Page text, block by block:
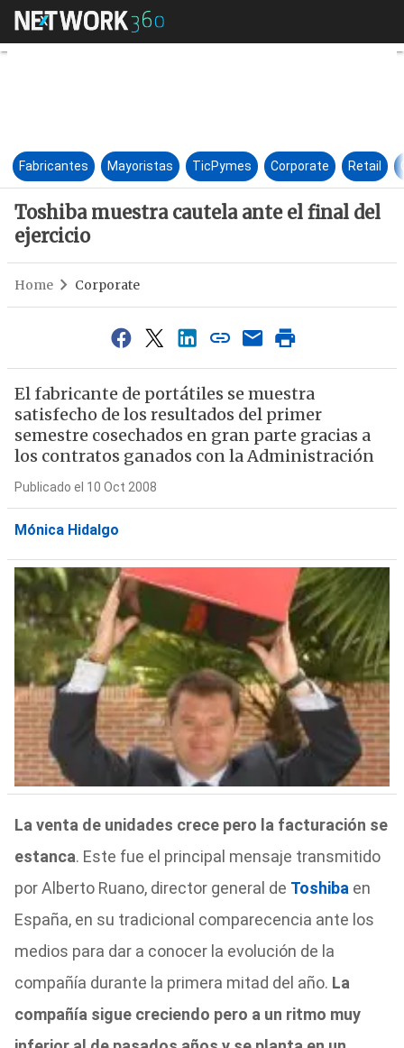
Toshiba muestra cautela
Fabricantes Mayoristas TicPymes Corporate Retail
Toshiba muestra cautela ante el final del
ejercicio
Home Corporate
El fabricante de portátiles se muestra
satisfecho de los resultados del primer
semestre cosechados en gran parte gracias a
los contratos ganados con la Administración
Publicado el 10 Oct 2008
Mónica Hidalgo
La venta de unidades crece pero la facturación se
estanca. Este fue el principal mensaje transmitido
por Alberto Ruano, director general de Toshiba en
España, en su tradicional comparecencia ante los
medios para dar a conocer la evolución de la
compañía durante la primera mitad del año. La
compañía sigue creciendo pero a un ritmo muy